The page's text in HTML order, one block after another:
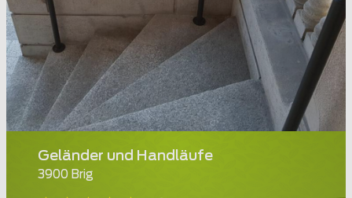
Geländer und Handläufe
3900 Brig